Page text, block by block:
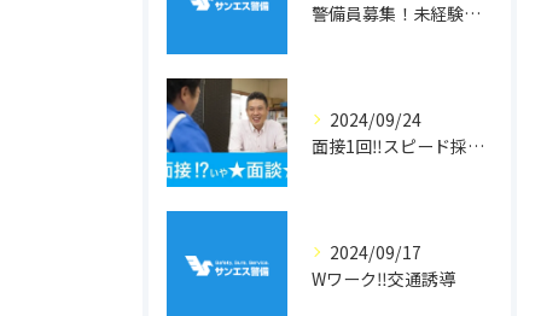
警備員募集！未経験者歓迎！
2024/09/24
面接1回‼スピード採用‼警備員
2024/09/17
Wワーク‼交通誘導